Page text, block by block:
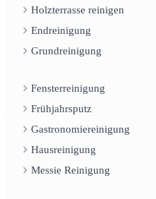
Holzterrasse reinigen
Endreinigung
Grundreinigung
Fensterreinigung
Frühjahrsputz
Gastronomiereinigung
Hausreinigung
Messie Reinigung